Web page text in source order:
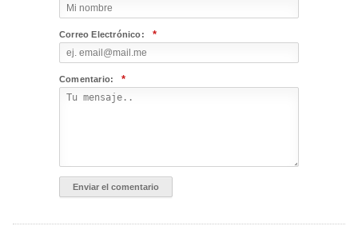
Correo Electrónico: *
Comentario: *